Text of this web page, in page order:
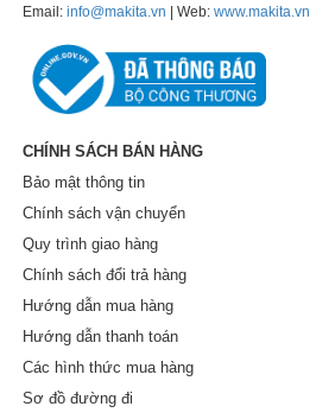
Email:info@makita.vn | Web:www.makita.vn
CHÍNH SÁCH BÁN HÀNG
Bảo mật thông tin
Chính sách vận chuyển
Quy trình giao hàng
Chính sách đổi trả hàng
Hướng dẫn mua hàng
Hướng dẫn thanh toán
Các hình thức mua hàng
Sơ đồ đường đi